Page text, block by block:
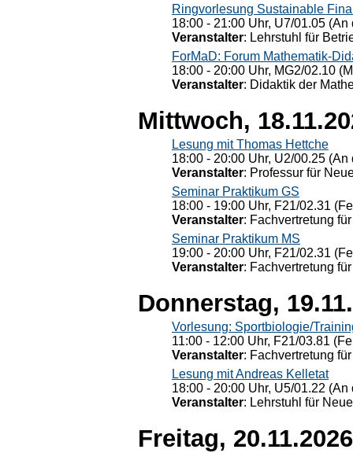
Ringvorlesung Sustainable
18:00 - 21:00 Uhr, U7/01.05
Veranstalter: Lehrstuhl für
ForMaD: Forum Mathematik-
18:00 - 20:00 Uhr, MG2/02.10
Veranstalter: Didaktik der
Mittwoch,
Lesung mit Thomas Hettche
18:00 - 20:00 Uhr, U2/00.25
Veranstalter: Professur für
Seminar Praktikum GS
18:00 - 19:00 Uhr, F21/02.31
Veranstalter: Fachvertretung
Seminar Praktikum MS
19:00 - 20:00 Uhr, F21/02.31
Veranstalter: Fachvertretung
Donnerstag,
Vorlesung: Sportbiologie/
11:00 - 12:00 Uhr, F21/03.81
Veranstalter: Fachvertretung
Lesung mit Andreas Kelletat
18:00 - 20:00 Uhr, U5/01.22
Veranstalter: Lehrstuhl für
Freitag, 20.11.2026